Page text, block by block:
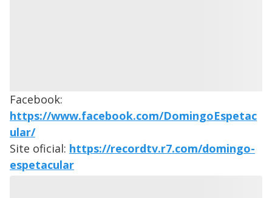
Facebook:
https://www.facebook.com/DomingoEspetac
ular/
Site oficial: https://recordtv.r7.com/domingo-
espetacular